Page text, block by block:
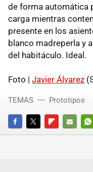
de forma automática
carga mientras
presente en los
blanco madreperla y
del habitáculo. Ideal.
Foto | Javier Álvarez
FACEBOOKTWITTERFLIPBOARD
E-
TEMAS Prototipos